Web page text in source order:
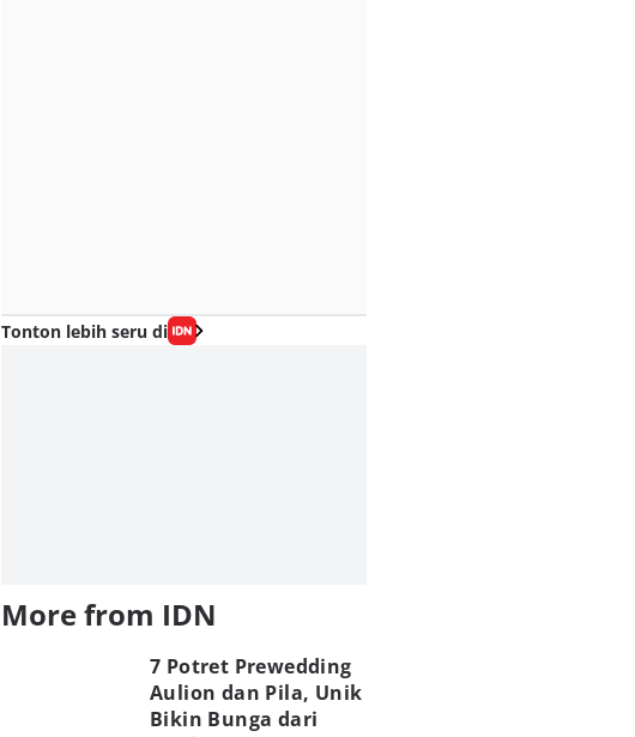
Tonton lebih seru di
More from IDN
7 Potret Prewedding
Aulion dan Pila, Unik
Bikin Bunga dari